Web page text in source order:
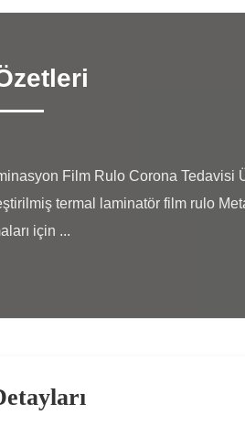
termal laminatör film rulo
için ...